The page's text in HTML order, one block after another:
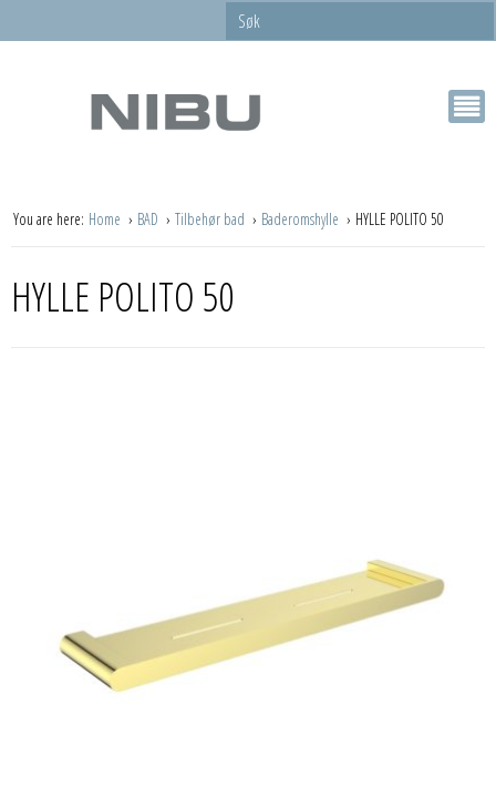
You are here: Home BAD Tilbehør bad Baderomshylle HYLLE POLITO 50
HYLLE POLITO 50